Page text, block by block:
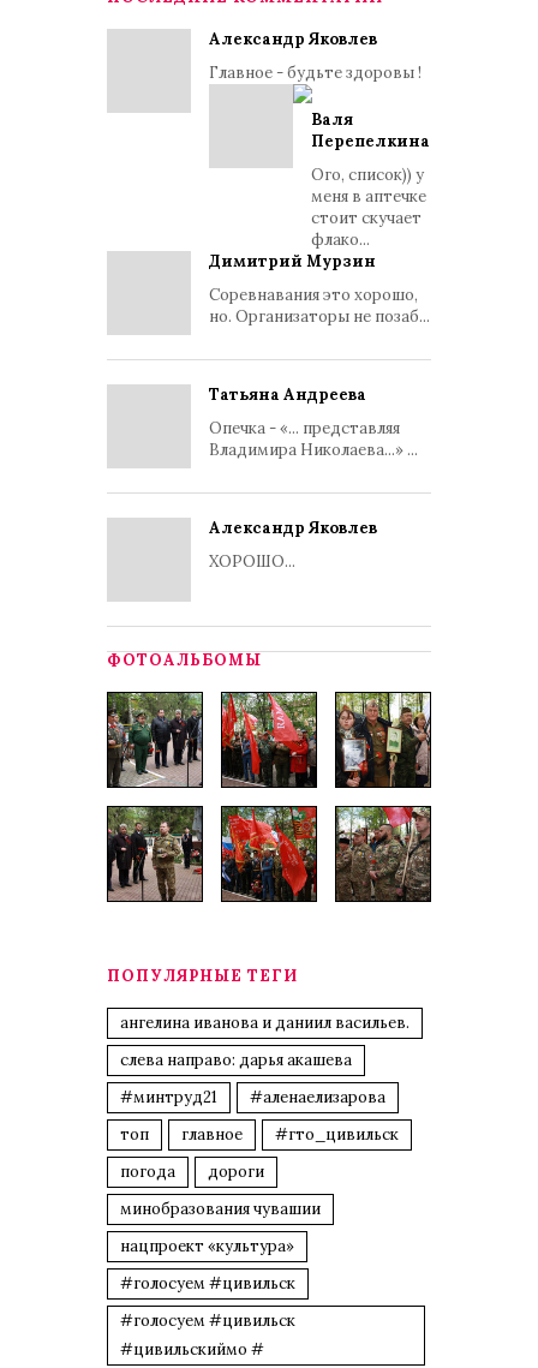
Александр Яковлев
Главное - будьте здоровы !
Валя
Перепелкина
Ого, список)) у
меня в аптечке
стоит скучает
флако...
Димитрий Мурзин
Соревнавания это хорошо,
но. Организаторы не позаб...
Татьяна Андреева
Опечка - «... представляя
Владимира Николаева...» ...
Александр Яковлев
ХОРОШО...
ФОТОАЛЬБОМЫ
ПОПУЛЯРНЫЕ ТЕГИ
ангелина иванова и даниил васильев.
слева направо: дарья акашева
#минтруд21
#аленаелизарова
топ
главное
#гто_цивильск
погода
дороги
минобразования чувашии
нацпроект «культура»
#голосуем #цивильск
#голосуем #цивильск
#цивильскиймо #